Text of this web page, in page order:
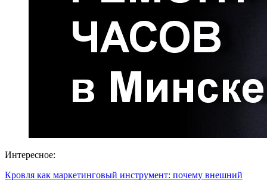
Интересное:
Кровля как маркетинговый инструмент: почему внешний